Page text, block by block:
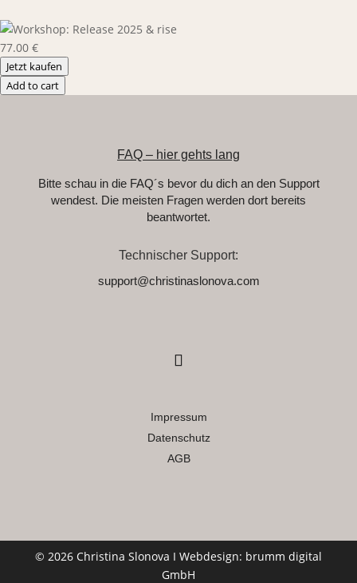
77.00 €
Jetzt kaufen
Add to cart
FAQ – hier gehts lang
Bitte schau in die FAQ´s bevor du dich an den Support
wendest. Die meisten Fragen werden dort bereits
beantwortet.
Technischer Support:
support@christinaslonova.com
Impressum
Datenschutz
AGB
© 2026 Christina Slonova I Webdesign: brumm digital
GmbH